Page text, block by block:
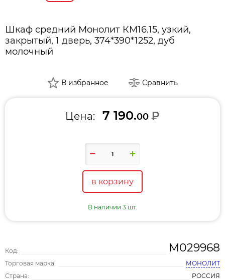
Шкаф средний Монолит КМ16.15, узкий,
закрытый, 1 дверь, 374*390*1252, дуб
молочный
Код: М029968
Торговая марка:
МОНОЛИТ
Страна:
РОССИЯ
В избранное Сравнить
Цена: 7 190.00 ₽
в корзину
В наличии 3 шт.